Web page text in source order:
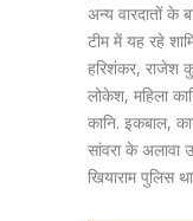
अन्य वारदातों के
टीम में यह रहे
हरिशंकर, राजेश
लोकेश, महिला
कानि. इकबाल,
सांवरा के अलावा
खियाराम पुलिस